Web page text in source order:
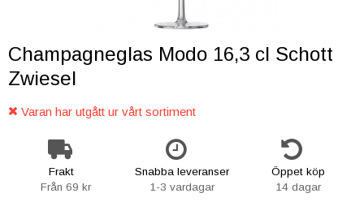
Champagneglas Modo 16,3 cl Schott
Zwiesel
Varan har utgått ur vårt sortiment
Frakt
Från 69 kr
Snabba leveranser
1-3 vardagar
Öppet köp
14 dagar